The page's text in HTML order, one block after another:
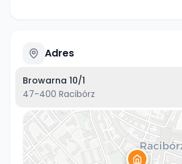
Adres
Browarna 10/1
47-400 Racibórz